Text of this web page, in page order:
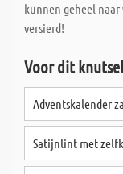
kunnen geheel
versierd!
Voor dit
Adventskalender
Satijnlint met